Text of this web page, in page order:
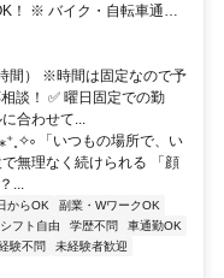
！ ※ バイク・自転車通勤
間） ※時間は固定なので予
談！ ✅️ 曜日固定での勤
合わせて...
「いつもの場所で、い
無理なく続けられる 「顔
...
からOK
副業・WワークOK
シフト自由 学歴不問
車通勤OK
験不問
未経験者歓迎